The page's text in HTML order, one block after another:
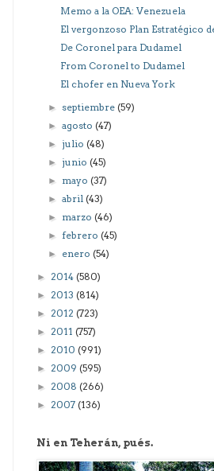
Memo a la OEA: Venezuela
El vergonzoso Plan Estratégico
De Coronel para Dudamel
From Coronel to Dudamel
El chofer en Nueva York
►septiembre(59)
►agosto(47)
► julio(48)
► junio(45)
► mayo(37)
►abril(43)
► marzo(46)
►febrero(45)
► enero(54)
► 2014 (580)
► 2013 (814)
► 2012 (723)
► 2011 (757)
► 2010 (991)
► 2009 (595)
► 2008 (266)
► 2007 (136)
Ni en Teherán, pués.